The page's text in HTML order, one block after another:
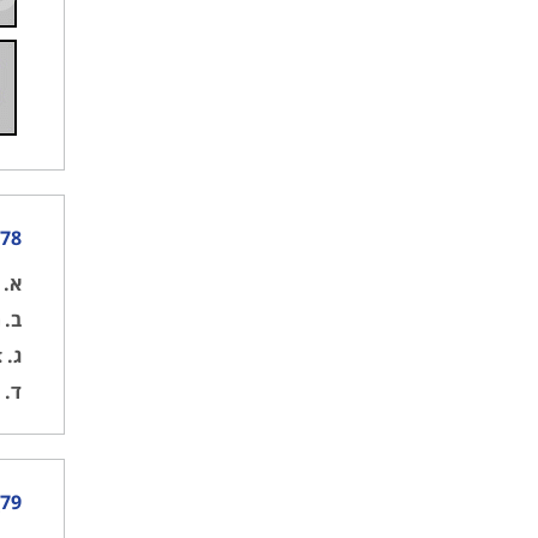
78) מה משמעות הצגת כדור שחור על גג מנהלת המרינה?
א.
ב.
ג.
ד.
79) ראית כדור שחור על גג מנהלת המרינה, מה תהיה פעולתך?